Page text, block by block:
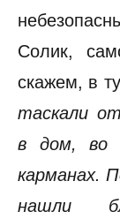
Солик,
скажем, в
таскали
в дом, во
карманах.
нашли